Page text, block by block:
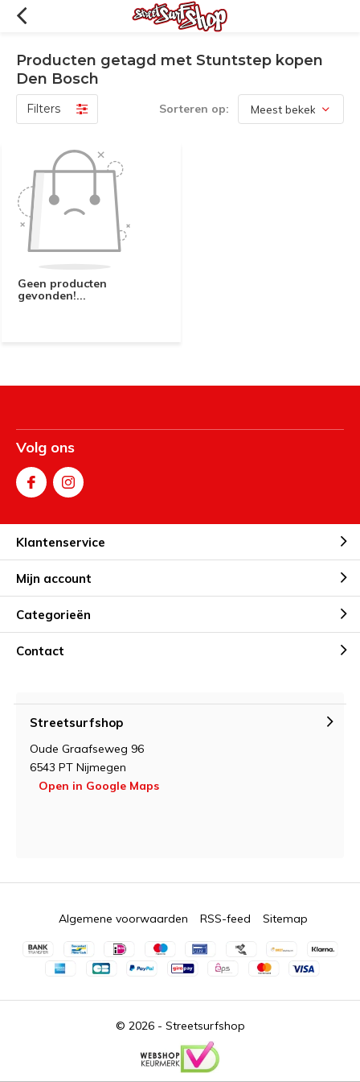
Producten getagd met Stuntstep kopen
Den Bosch
Filters Sorteren op:
Geen producten
gevonden!...
Volg ons
Klantenservice
Mijn account
Categorieën
Contact
Streetsurfshop
Oude Graafseweg 96
6543 PT Nijmegen
Open in Google Maps
© 2026 - Streetsurfshop
Algemene voorwaarden RSS-feed Sitemap